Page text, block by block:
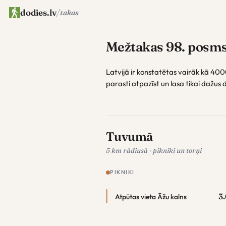
dodies.lv/takas
Mežtakas 98.
Latvijā ir konstatētas vairāk kā
parasti atpazīst un lasa tikai dažus
Tuvumā
5 km rādiusā · pikniki un torņi
PIKNIKI
Atpūtas vieta Āžu kalns